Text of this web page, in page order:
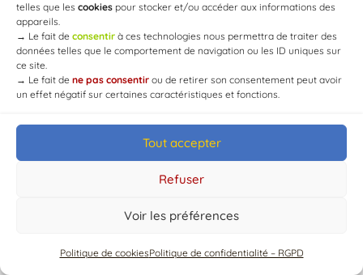
telles que les cookies pour stocker et/ou accéder aux informations des
appareils.
→ Le fait de consentir à ces technologies nous permettra de traiter des
données telles que le comportement de navigation ou les ID uniques sur
ce site.
→ Le fait de ne pas consentir ou de retirer son consentement peut avoir
un effet négatif sur certaines caractéristiques et fonctions.
Tout accepter
Refuser
Voir les préférences
Politique de cookiesPolitique de confidentialité – RGPD
© Mairie de Chaource [2004-2024] | Tous droits réservés.
Developed byWEB3-DESIGN